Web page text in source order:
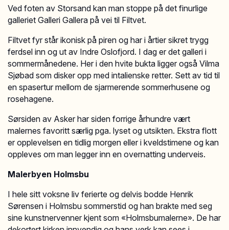
Ved foten av Storsand kan man stoppe på det finurlige
galleriet Galleri Gallera på vei til Filtvet.
Filtvet fyr står ikonisk på piren og har i årtier sikret trygg
ferdsel inn og ut av Indre Oslofjord. I dag er det galleri i
sommermånedene. Her i den hvite bukta ligger også Vilma
Sjøbad som disker opp med intalienske retter. Sett av tid til
en spasertur mellom de sjarmerende sommerhusene og
rosehagene.
Sørsiden av Asker har siden forrige århundre vært
malernes favoritt særlig pga. lyset og utsikten. Ekstra flott
er opplevelsen en tidlig morgen eller i kveldstimene og kan
oppleves om man legger inn en overnatting underveis.
Malerbyen Holmsbu
I hele sitt voksne liv ferierte og delvis bodde Henrik
Sørensen i Holmsbu sommerstid og han brakte med seg
sine kunstnervenner kjent som «Holmsbumalerne». De har